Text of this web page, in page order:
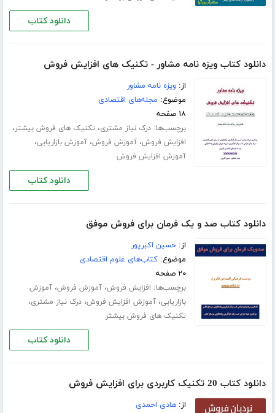
دانلود کتاب
دانلود کتاب ویزه نامه مشاور - تکنیک های افزایش فروش
از: ویزه نامه مشاور
موضوع: مجله‌های اقتصادی
۱۸ صفحه
برچسب‌ها:درک نیاز مشتری، تکنیک های فروش بیشتر،
افزایش فروش،آموزش فروش،آموزش بازاریابی،
آموزش افزایش فروش
دانلود کتاب
دانلود کتاب صد و یک فرمان برای فروش موفق
از:حسین اکبرپور
موضوع:کتاب‌های علوم اقتصادی
۲۰ صفحه
برچسب‌ها: افزایش فروش،آموزش فروش،آموزش
بازاریابی،آموزش افزایش فروش،درک نیاز مشتری،
تکنیک های فروش بیشتر
دانلود کتاب
دانلود کتاب 20 تکنیک کاربردی برای افزایش فروش
از:هادی احمدی